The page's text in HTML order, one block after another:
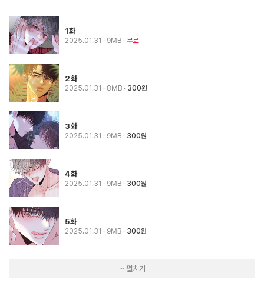
1화
2025.01.31 · 9MB 무료
2화
2025.01.31 · 8MB 300원
3화
2025.01.31 · 9MB 300원
4화
2025.01.31 · 9MB 300원
5화
2025.01.31 · 9MB 300원
··· 펼치기